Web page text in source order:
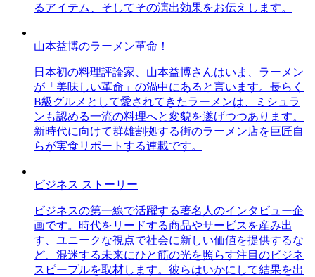
るアイテム、そしてその演出効果をお伝えします。
山本益博のラーメン革命！
日本初の料理評論家、山本益博さんはいま、ラーメン
が「美味しい革命」の渦中にあると言います。長らく
B級グルメとして愛されてきたラーメンは、ミシュラ
ンも認める一流の料理へと変貌を遂げつつあります。
新時代に向けて群雄割拠する街のラーメン店を巨匠自
らが実食リポートする連載です。
ビジネス ストーリー
ビジネスの第一線で活躍する著名人のインタビュー企
画です。時代をリードする商品やサービスを産み出
す、ユニークな視点で社会に新しい価値を提供するな
ど、混迷する未来にひと筋の光を照らす注目のビジネ
スピープルを取材します。彼らはいかにして結果を出